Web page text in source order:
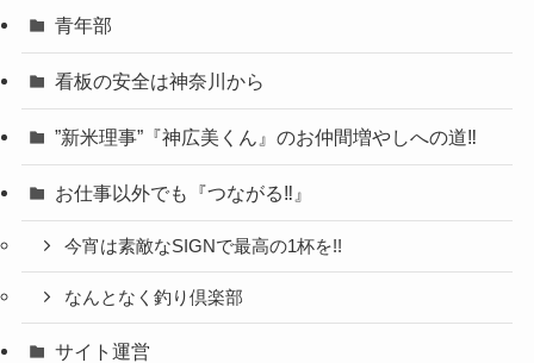
青年部
看板の安全は神奈川から
”新米理事”『神広美くん』のお仲間増やしへの道‼
お仕事以外でも『つながる‼』
今宵は素敵なSIGNで最高の1杯を!!
なんとなく釣り倶楽部
サイト運営